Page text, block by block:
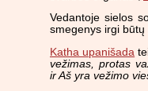
Vedantoje sielos
smegenys irgi būtų
Katha upanišada
vežimas, protas
ir Aš yra vežimo